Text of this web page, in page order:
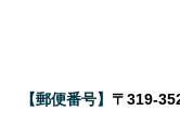
【郵便番号】 〒319-